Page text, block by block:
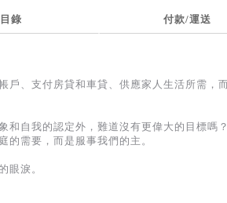
目錄 付款/運送
戶、支付房貸和車貸、供應家人生活所需，
和自我的認定外，難道沒有更偉大的目標嗎
的需要，而是服事我們的主。
眼淚。